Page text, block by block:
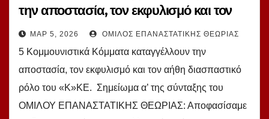
την αποστασία, τον εκφυλισμό και τον
αήθη διασπαστικό ρόλο του «Κ»ΚΕ.
ΜΑΡ 5, 2026 ΌΜΙΛΟΣ ΕΠΑΝΑΣΤΑΤΙΚΉΣ ΘΕΩΡΊΑΣ
5 Κομμουνιστικά Κόμματα καταγγέλλουν την
αποστασία, τον εκφυλισμό και τον αήθη διασπαστικό
ρόλο του «Κ»ΚΕ. Σημείωμα α’ της σύνταξης του
ΟΜΙΛΟΥ ΕΠΑΝΑΣΤΑΤΙΚΗΣ ΘΕΩΡΙΑΣ: Αποφασίσαμε